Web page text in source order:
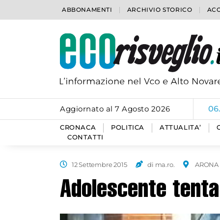
ABBONAMENTI ARCHIVIO STORICO
Aggiornato al 7 Agosto 2026
CRONACA POLITICA ATTUALITA’
CONTATTI
12 Settembre 2015 di ma.ro. ARONA
Adolescente